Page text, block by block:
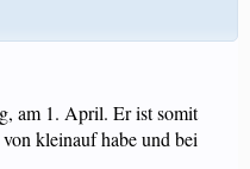
am 1. April. Er ist somit
kleinauf habe und bei